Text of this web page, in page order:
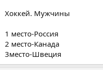
3место-
Хоккей. Мужчины
1 место-Россия
2 место-Канада
3место-Швеция